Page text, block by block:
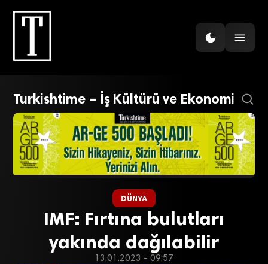
Turkishtime – İş Kültürü ve Ekonomi
DÜNYA
IMF: Fırtına bulutları
yakında dağılabilir
13.01.2023 - 09:57